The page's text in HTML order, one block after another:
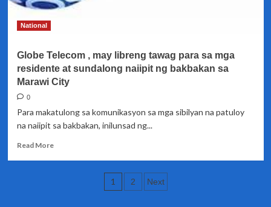
na
Lorenzana
National
Globe Telecom , may libreng tawag para sa mga
residente at sundalong naiipit ng bakbakan sa
Marawi City
0
Para makatulong sa komunikasyon sa mga sibilyan na patuloy
na naiipit sa bakbakan, inilunsad ng...
Read MoreRead
Posts
1 2 Next